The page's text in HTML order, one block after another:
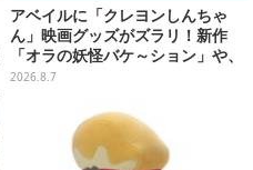
アベイルに「クレヨンしんちゃ
ん」映画グッズがズラリ！新作
「オラの妖怪バケ～ション」や、
「ヘンダーランド」「暗黒タマタ
2026.8.7